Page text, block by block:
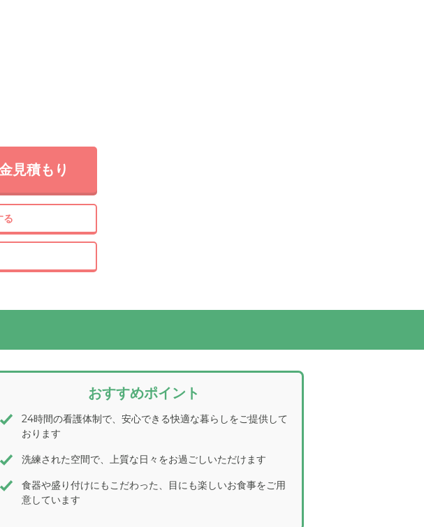
見積もり
る
おすすめポイント
24時間の看護体制で、安心できる快適な暮らしをご提供して
おります
洗練された空間で、上質な日々をお過ごしいただけます
食器や盛り付けにもこだわった、目にも楽しいお食事をご用
意しています